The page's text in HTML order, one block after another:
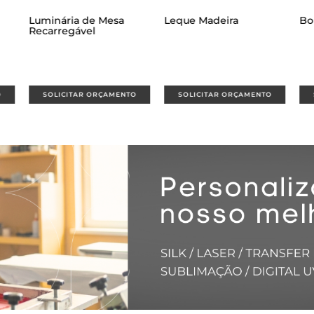
Leque Madeira
SOLICITAR ORÇAMENTO
Bolsa Palha Trançada
SOLICITAR ORÇAMENTO